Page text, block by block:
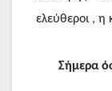
ελεύθεροι , η
Σήμερα